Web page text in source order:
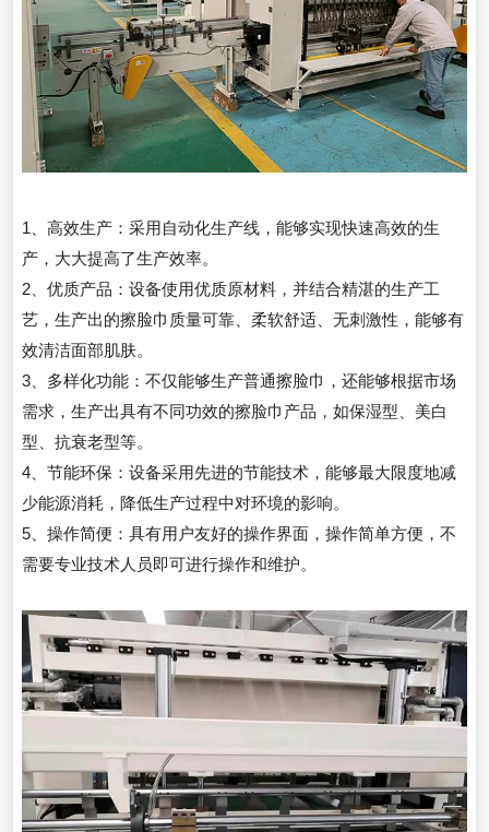
1、高效生产：采用自动化生产线，能够实现快速高效的生
产，大大提高了生产效率。
2、优质产品：设备使用优质原材料，并结合精湛的生产工
艺，生产出的擦脸巾质量可靠、柔软舒适、无刺激性，能够有
效清洁面部肌肤。
3、多样化功能：不仅能够生产普通擦脸巾，还能够根据市场
需求，生产出具有不同功效的擦脸巾产品，如保湿型、美白
型、抗衰老型等。
4、节能环保：设备采用先进的节能技术，能够最大限度地减
少能源消耗，降低生产过程中对环境的影响。
5、操作简便：具有用户友好的操作界面，操作简单方便，不
需要专业技术人员即可进行操作和维护。